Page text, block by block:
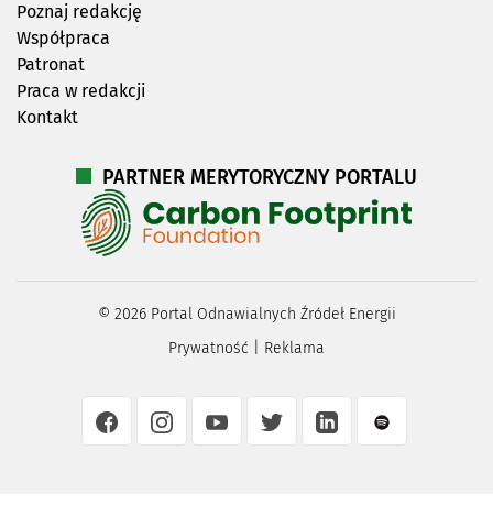
Poznaj redakcję
Współpraca
Patronat
Praca w redakcji
Kontakt
PARTNER MERYTORYCZNY PORTALU
© 2026Portal Odnawialnych Źródeł Energii
Prywatność
Reklama